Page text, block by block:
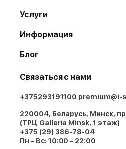
Услуги
Информация
Блог
Связаться с нами
+375293191100 premium@i-
220004, Беларусь, Минск,
(ТРЦ Galleria Minsk, 1 этаж)
+375 (29) 386-78-04
Пн – Вс: 10:00 – 22:00